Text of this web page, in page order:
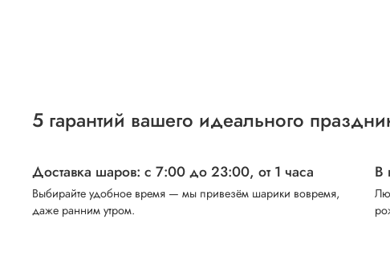
5 гарантий вашего идеального
Доставка шаров: с 7:00 до 23:00, от 1 часа
Выбирайте удобное время — мы привезём шарики вовремя,
даже ранним утром.
В